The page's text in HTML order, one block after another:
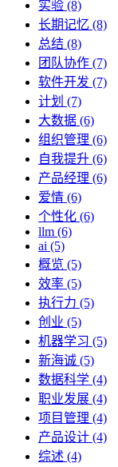
实验 (8)
长期记忆 (8)
总结 (8)
团队协作 (7)
软件开发 (7)
计划 (7)
大数据 (6)
组织管理 (6)
自我提升 (6)
产品经理 (6)
爱情 (6)
个性化 (6)
llm (6)
ai (5)
概览 (5)
效率 (5)
执行力 (5)
创业 (5)
机器学习 (5)
新海诚 (5)
数据科学 (4)
职业发展 (4)
项目管理 (4)
产品设计 (4)
综述 (4)